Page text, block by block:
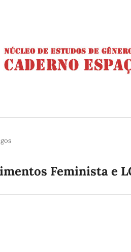
Feminista e